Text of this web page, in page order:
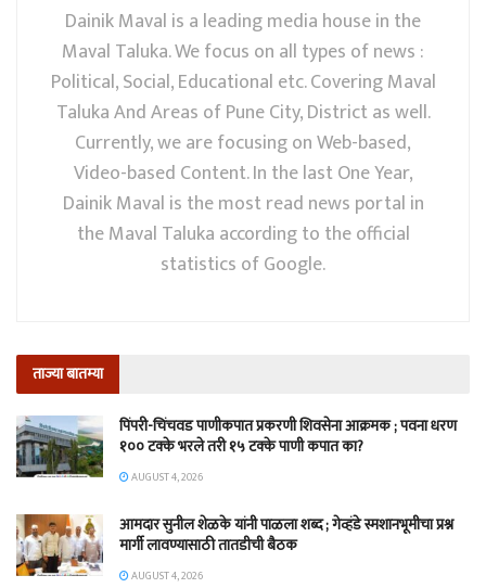
Dainik Maval is a leading media house in the
Maval Taluka. We focus on all types of news :
Political, Social, Educational etc. Covering Maval
Taluka And Areas of Pune City, District as well.
Currently, we are focusing on Web-based,
Video-based Content. In the last One Year,
Dainik Maval is the most read news portal in
the Maval Taluka according to the official
statistics of Google.
ताज्या बातम्या
पिंपरी-चिंचवड पाणीकपात प्रकरणी शिवसेना आक्रमक ; पवना धरण
१०० टक्के भरले तरी १५ टक्के पाणी कपात का?
AUGUST 4, 2026
आमदार सुनील शेळके यांनी पाळला शब्द ; गेव्हंडे स्मशानभूमीचा प्रश्न
मार्गी लावण्यासाठी तातडीची बैठक
AUGUST 4, 2026